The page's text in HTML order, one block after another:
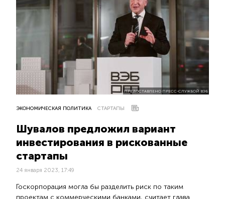
ПРЕДОСТАВЛЕНО ПРЕСС-СЛУЖБОЙ ВЭБ
ЭКОНОМИЧЕСКАЯ ПОЛИТИКА СТАРТАПЫ
Шувалов предложил вариант
инвестирования в рискованные
стартапы
24 января 2023, 17:49
Госкорпорация могла бы разделить риск по таким
проектам с коммерческими банками, считает глава